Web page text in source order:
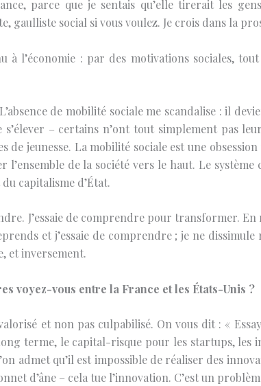
parce que je sentais qu’elle tirerait les
gaulliste social si vous voulez. Je crois dans la
à l’économie : par des motivations sociales,
de mobilité sociale me scandalise : il
s’élever – certains n’ont tout simplement pas
de jeunesse. La mobilité sociale est une
de la société vers le haut. Le
capitalisme d’État.
J’essaie de comprendre pour transformer.
et j’essaie de comprendre ; je ne
et inversement.
voyez-vous entre la France et les États-Unis ?
et non pas culpabilisé. On vous dit : «
terme, le capital-risque pour les startups, les
admet qu’il est impossible de réaliser des
d’âne – cela tue l’innovation. C’est un